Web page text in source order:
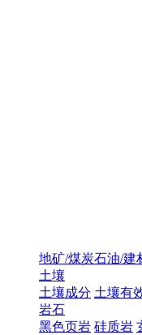
地矿/煤炭石油/建
土壤
土壤成分 土壤有
岩石
黑色页岩 硅质岩